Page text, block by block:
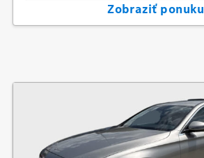
Zobraziť ponuku